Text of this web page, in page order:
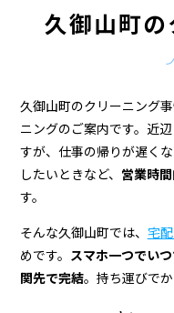
店
＆
宅
配
ク
リ
久御山町
久御山町のクリーニング事
ニングのご案内です。近
すが、仕事の帰りが遅く
したいときなど、 営業時
す。
そんな久御山町では、 宅
めです。 スマホ一つでい
関先で完結。持ち運びで